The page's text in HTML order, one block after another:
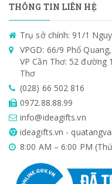
THÔNG TIN LIÊN HỆ
Trụ sở chính: 91/1
VPGD: 66/9 Phổ
VP Cần Thơ: 52 đường
Thơ
(028) 66 502 816
0972.88.88.99
info@ideagifts.vn
ideagifts.vn -
8:00 AM – 6:00 PM